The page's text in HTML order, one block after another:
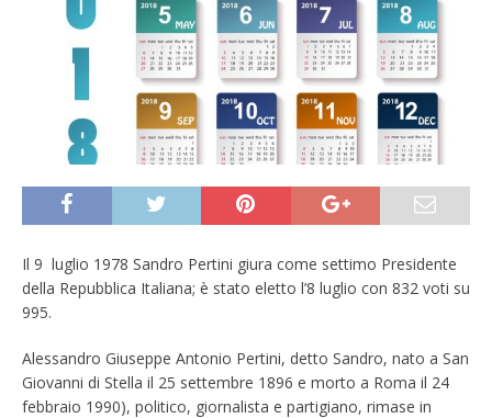
Il 9 luglio 1978 Sandro Pertini giura come settimo Presidente
della Repubblica Italiana; è stato eletto l’8 luglio con 832 voti su
995.
Alessandro Giuseppe Antonio Pertini, detto Sandro, nato a San
Giovanni di Stella il 25 settembre 1896 e morto a Roma il 24
febbraio 1990), politico, giornalista e partigiano, rimase in